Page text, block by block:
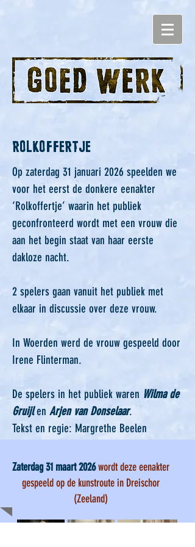
ROLKOFFERTJE
Op zaterdag 31 januari 2026 speelden we
voor het eerst de donkere eenakter
‘Rolkoffertje’ waarin het publiek
geconfronteerd wordt met een vrouw die
aan het begin staat van haar eerste
dakloze nacht.
2 spelers gaan vanuit het publiek met
elkaar in discussie over deze vrouw.
In Woerden werd de vrouw gespeeld door
Irene Flinterman.
De spelers in het publiek waren Wilma de
Gruijlen Arjen van Donselaar.
Tekst en regie: Margrethe Beelen
Zaterdag 31 maart 2026wordt deze eenakter
gespeeld op de kunstroute in Dreischor
(Zeeland)